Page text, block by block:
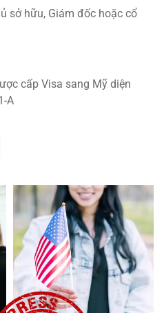
sở hữu, Giám đốc hoặc cổ
cấp Visa sang Mỹ diện
A